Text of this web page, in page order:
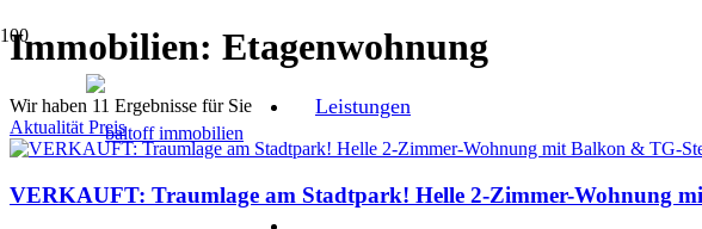
Leistungen
Immobilien: Etagenwohnung
Wir haben 11 Ergebnisse für Sie
Aktualität Preis
VERKAUFT: Traumlage am Stadtpark! Helle 2-Zimmer-Wohnung